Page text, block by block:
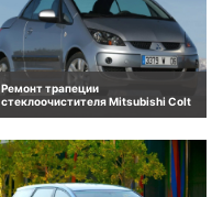
Ремонт трапеции
стеклоочистителя Mitsubishi Colt